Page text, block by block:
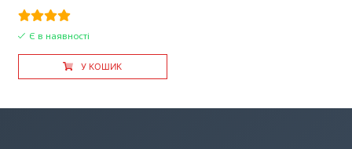
Є в наявності
У КОШИК